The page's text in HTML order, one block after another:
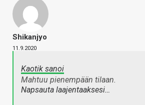
Shikanjyo
11.9.2020
Kaotik sanoi
Mahtuu pienempään tilaan.
Napsauta laajentaaksesi…